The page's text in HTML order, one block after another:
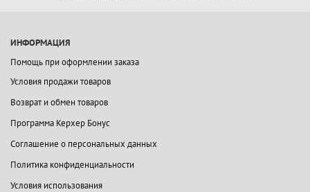
ИНФОРМАЦИЯ
Помощь при оформлении заказа
Условия продажи товаров
Возврат и обмен товаров
Программа Керхер Бонус
Соглашение о персональных данных
Политика конфиденциальности
Условия использования